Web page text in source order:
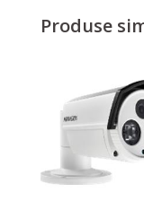
Produse